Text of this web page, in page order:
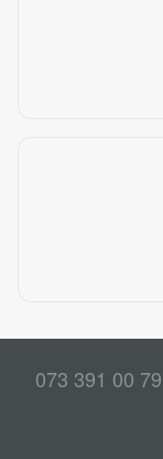
073 391 00 79